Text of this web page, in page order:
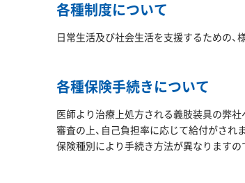
各種制度について
日常生活及び社会生活を支援するための、
各種保険手続きについて
医師より治療上処方される義肢装具の弊社
審査の上、自己負担率に応じて給付がされま
保険種別により手続き方法が異なりますの